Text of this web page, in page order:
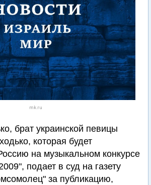
mk.ru
брат украинской певицы
которая будет
на музыкальном конкурсе
подает в суд на газету
за публикацию,